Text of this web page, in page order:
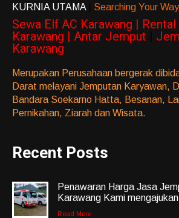
KURNIA UTAMA Searching Your Way
Sewa Elf AC Karawang |
Karawang | Antar Jemput
Karawang
Merupakan Perusahaan bergerak
Darat melayani Jemputan Karyawan,
Bandara Soekarno Hatta, Besanan,
Pernikahan, Ziarah dan Wisata.
Recent Posts
Penawaran Harga Jasa
Karawang Kami
Read More